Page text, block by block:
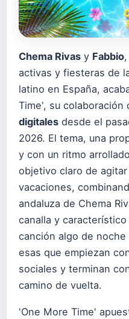
Chema Rivas y Fabbio
activas y fiesteras de
latino en España,
Time', su colaboración
digitales desde el
2026. El tema, una
y con un ritmo
objetivo claro de
vacaciones,
andaluza de Chema
canalla y
canción algo de
esas que empiezan
sociales y terminan
camino de vuelta.
'One More Time'